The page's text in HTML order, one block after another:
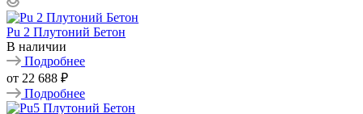
Pu 2 Плутоний Бетон
В наличии
Подробнее
от 22 688 ₽
Подробнее